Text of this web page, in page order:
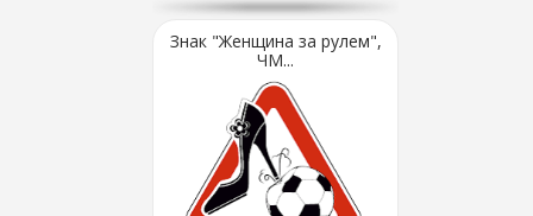
Знак "Женщина за рулем",
ЧМ...